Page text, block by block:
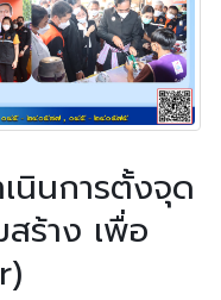
นินการตั้งจุด
ร้าง เพื่อ